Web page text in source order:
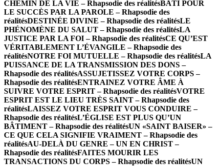
CHEMIN DE LA VIE – Rhapsodie des réalitésBÂTI POUR
LE SUCCÈS PAR LA PAROLE – Rhapsodie des
réalitésDESTINÉE DIVINE – Rhapsodie des réalitésLE
PHÉNOMÈNE DU SALUT – Rhapsodie des réalitésLA
JUSTICE PAR LA FOI – Rhapsodie des réalitésCE QU’EST
VÉRITABLEMENT L’ÉVANGILE – Rhapsodie des
réalitésNOTRE FOI MUTUELLE – Rhapsodie des réalitésLA
PUISSANCE DE LA TRANSMISSION DES DONS –
Rhapsodie des réalitésASSUJETISSEZ VOTRE CORPS –
Rhapsodie des réalitésENTRAINEZ VOTRE ÂME À
SUIVRE VOTRE ESPRIT – Rhapsodie des réalitésVOTRE
ESPRIT EST LE LIEU TRÈS SAINT – Rhapsodie des
réalitésLAISSEZ VOTRE ESPRIT VOUS CONDUIRE –
Rhapsodie des réalitésL’ÉGLISE EST PLUS QU’UN
BÂTIMENT – Rhapsodie des réalitésUN «SAINT BAISER» –
CE QUE CELA SIGNIFIE VRAIMENT – Rhapsodie des
réalitésAU-DELÀ DU GENRE – UN EN CHRIST –
Rhapsodie des réalitésFAITES MOURIR LES
TRANSACTIONS DU CORPS – Rhapsodie des réalitésUN